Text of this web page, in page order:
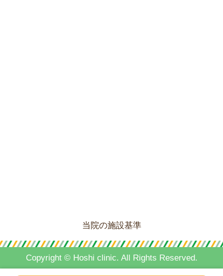
当院の施設基準
Copyright © Hoshi clinic. All Rights Reserved.